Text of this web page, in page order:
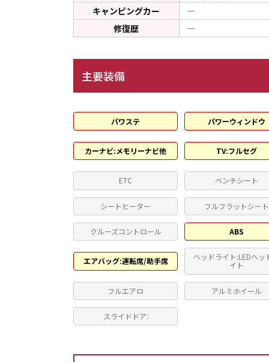
キャンピングカー
―
修復歴
―
主要装備
パワステ パワーウィンドウ
カーナビ:メモリーナビ他 TV:フルセグ
ETC ベンチシート
シートヒーター フルフラットシート
クルーズコントロール ABS
エアバッグ:運転席/助手席
ヘッドライト:LEDヘッ
イト
フルエアロ アルミホイール
スライドドア: